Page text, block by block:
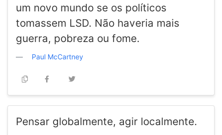
um novo mundo se os políticos
tomassem LSD. Não haveria mais
guerra, pobreza ou fome.
Paul McCartney
Pensar globalmente, agir localmente.